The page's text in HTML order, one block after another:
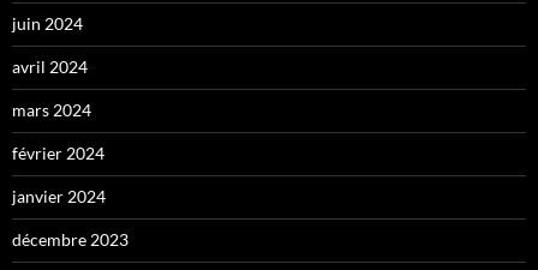
juin 2024
avril 2024
mars 2024
février 2024
janvier 2024
décembre 2023